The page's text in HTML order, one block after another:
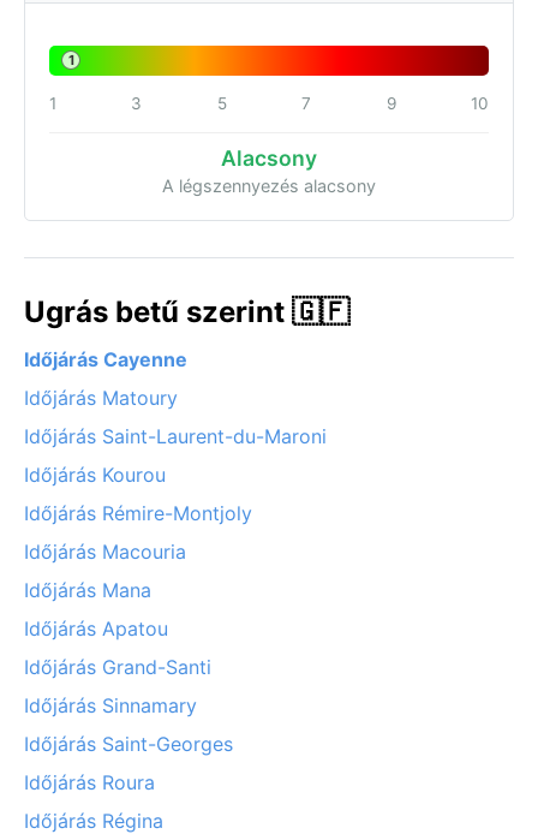
1
1 3 5 7 9 10
Alacsony
A légszennyezés alacsony
Ugrás betű szerint 🇬🇫
Időjárás Cayenne
Időjárás Matoury
Időjárás Saint-Laurent-du-Maroni
Időjárás Kourou
Időjárás Rémire-Montjoly
Időjárás Macouria
Időjárás Mana
Időjárás Apatou
Időjárás Grand-Santi
Időjárás Sinnamary
Időjárás Saint-Georges
Időjárás Roura
Időjárás Régina